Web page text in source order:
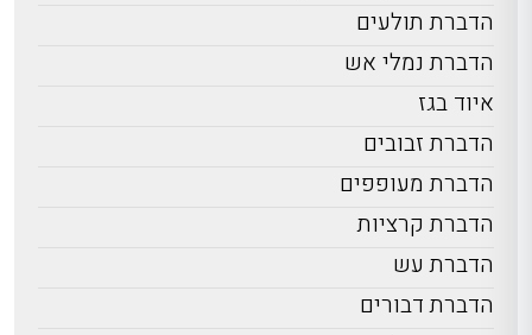
הדברת תולעים
הדברת נמלי אש
איוד בגז
הדברת זבובים
הדברת מעופפים
הדברת קרציות
הדברת עש
הדברת דבורים